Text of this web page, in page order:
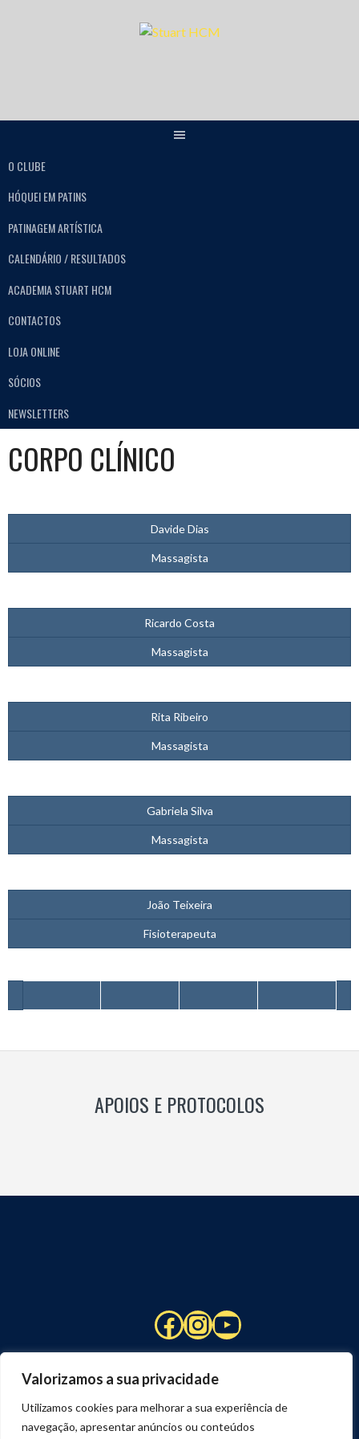
Valorizamos a sua privacidade
Utilizamos cookies para melhorar a sua experiência de
navegação, apresentar anúncios ou conteúdos
O CLUBE
HÓQUEI EM PATINS
PATINAGEM ARTÍSTICA
CALENDÁRIO / RESULTADOS
ACADEMIA STUART HCM
CONTACTOS
LOJA ONLINE
SÓCIOS
NEWSLETTERS
CORPO CLÍNICO
Davide Dias
Massagista
Ricardo Costa
Massagista
Rita Ribeiro
Massagista
Gabriela Silva
Massagista
João Teixeira
Fisioterapeuta
APOIOS E PROTOCOLOS
Facebook
Instagram
YouTube